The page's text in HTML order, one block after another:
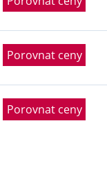
Porovnat ceny
Porovnat ceny